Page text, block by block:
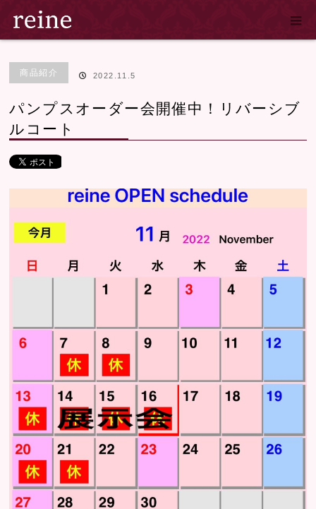
ブログ
パンプスオーダー会開催中！リバーシブルコ
ト
商品紹介 2022.11.5
パンプスオーダー会開催中！リバーシブ
ルコート